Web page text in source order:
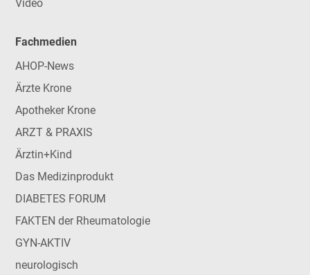
Video
Fachmedien
AHOP-News
Ärzte Krone
Apotheker Krone
ARZT & PRAXIS
Ärztin+Kind
Das Medizinprodukt
DIABETES FORUM
FAKTEN der Rheumatologie
GYN-AKTIV
neurologisch